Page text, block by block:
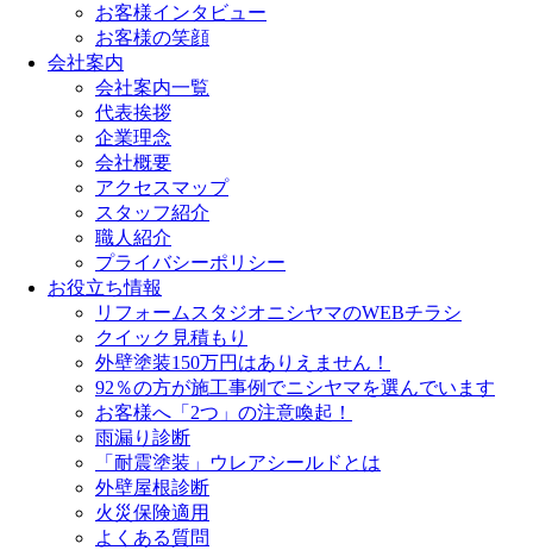
お客様インタビュー
お客様の笑顔
会社案内
会社案内一覧
代表挨拶
企業理念
会社概要
アクセスマップ
スタッフ紹介
職人紹介
プライバシーポリシー
お役立ち情報
リフォームスタジオニシヤマのWEBチラシ
クイック見積もり
外壁塗装150万円はありえません！
92％の方が施工事例でニシヤマを選んでいます
お客様へ「2つ」の注意喚起！
雨漏り診断
「耐震塗装」ウレアシールドとは
外壁屋根診断
火災保険適用
よくある質問